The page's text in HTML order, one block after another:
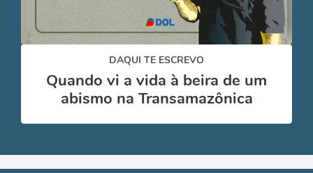
DAQUI TE ESCREVO
Quando vi a vida à beira de um
abismo na Transamazônica